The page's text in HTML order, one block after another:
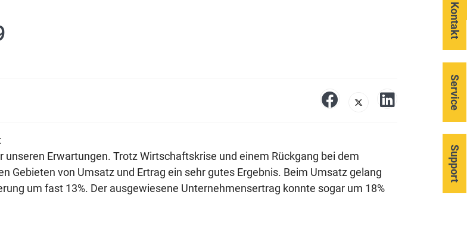
Erwartungen. Trotz Wirtschaftskrise und einem Rückgang bei dem
Gebieten von Umsatz und Ertrag ein sehr gutes Ergebnis. Beim Umsatz gelang
um fast 13%. Der ausgewiesene Unternehmensertrag konnte sogar um 18%
Kontakt
Service
Support